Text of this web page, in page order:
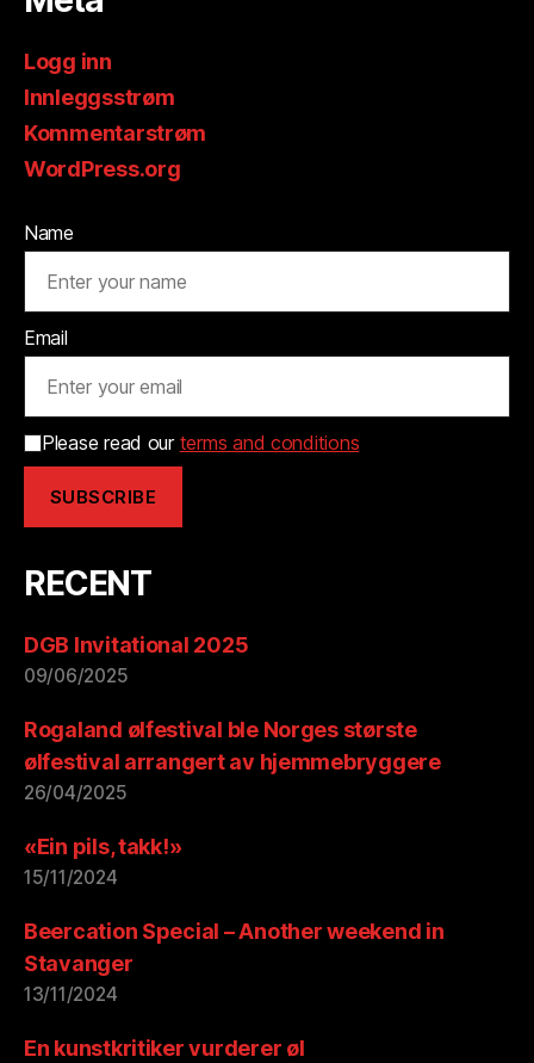
Logg inn
Innleggsstrøm
Kommentarstrøm
WordPress.org
Name
Email
Please read our terms and conditions
RECENT
DGB Invitational 2025
09/06/2025
Rogaland ølfestival ble Norges største
ølfestival arrangert av hjemmebryggere
26/04/2025
«Ein pils, takk!»
15/11/2024
Beercation Special – Another weekend in
Stavanger
13/11/2024
En kunstkritiker vurderer øl